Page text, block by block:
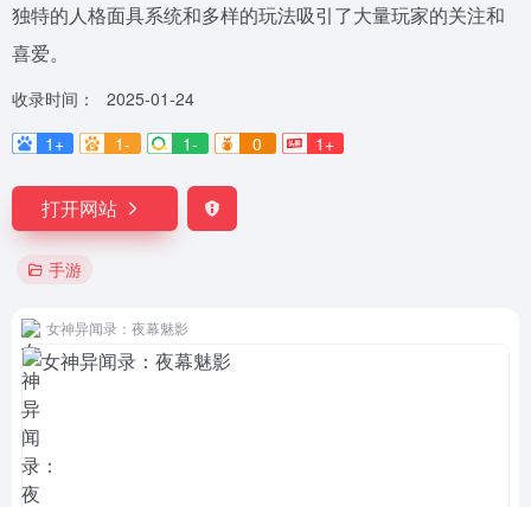
独特的人格面具系统和多样的玩法吸引了大量玩家的关注和
喜爱。
收录时间：
2025-01-24
1+
1- 1- 0 1+
打开网站
手游
女神异闻录：夜幕魅影